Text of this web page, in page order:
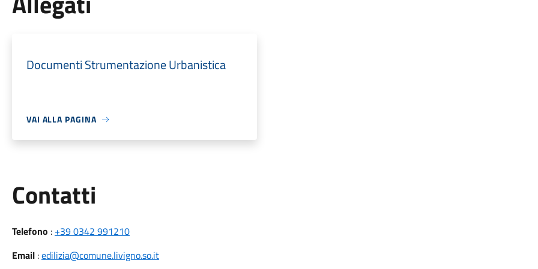
Documenti Strumentazione Urbanistica
VAI ALLA PAGINA
Contatti
Telefono : +39 0342 991210
Email:edilizia@comune.livigno.so.it